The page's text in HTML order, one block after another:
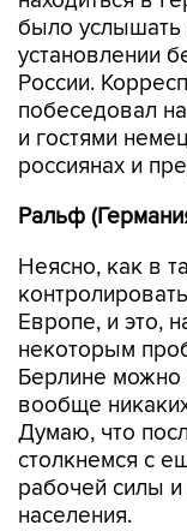
было
установлении
России.
побеседовал
и гостями
россиянах и
Ральф
Неясно, как в
Европе, и это,
некоторым
Берлине можно
вообще
Думаю, что
столкнемся с
рабочей силы
населения.